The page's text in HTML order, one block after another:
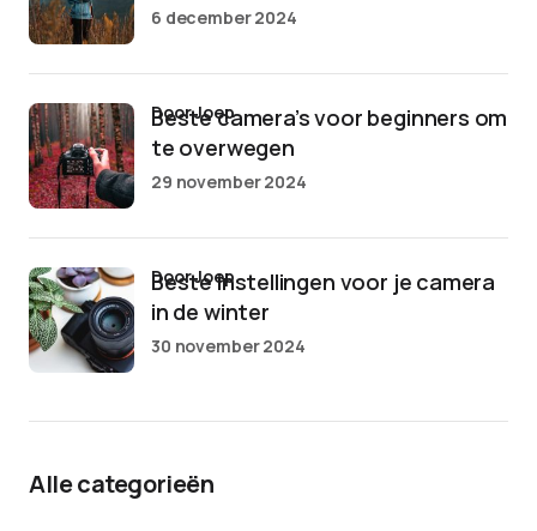
6 december 2024
Beste camera’s voor beginners om
te overwegen
door Joep
29 november 2024
Beste instellingen voor je camera
in de winter
door Joep
30 november 2024
Alle categorieën